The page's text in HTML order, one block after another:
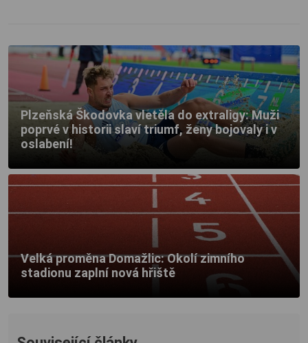
Plzeňská Škodovka vletěla do extraligy: Muži
poprvé v historii slaví triumf, ženy bojovaly i v
oslabení!
Velká proměna Domažlic: Okolí zimního
stadionu zaplní nová hřiště